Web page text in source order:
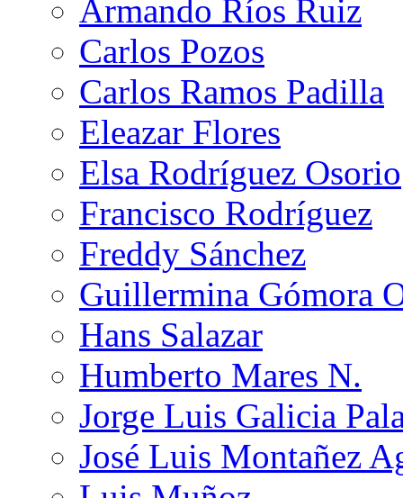
Armando Ríos Ruiz
Carlos Pozos
Carlos Ramos Padilla
Eleazar Flores
Elsa Rodríguez Osorio
Francisco Rodríguez
Freddy Sánchez
Guillermina Gómora
Hans Salazar
Humberto Mares N.
Jorge Luis Galicia
José Luis Montañez